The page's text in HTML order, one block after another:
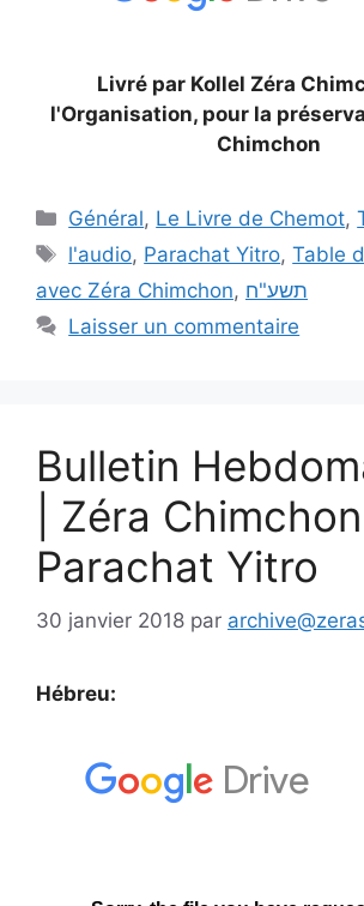
Livré par Kollel Zéra
l'Organisation, pour la
Chimchon
Général, Le Livre de Chemot,
l'audio, Parachat Yitro,Table
avec Zéra Chimchon, תשע"ח
Laisser un commentaire
Bulletin
| Zéra Chimchon
Parachat Yitro
30 janvier 2018 par
Hébreu: